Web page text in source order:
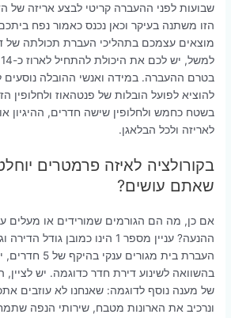
שבועות לפני ההעברה קריטי לבצע אריזה של
הזו משתנה בעיקר וכאן נכנס כאמור נפח
מוצאים עצמכם בתהליכי העברת תכולתה של
בטרם ההעברה. במידה ואנשי ההובלה
להוציא לפועל הובלות של פנטהאוז ולחלופין
בשטח כחמש ולחלופין שישה חדרים, ההיגיון
לאריזה ולכל הבלאגן.
בקורולציה לאיזה פרמטרים
שאתם עושים?
אם כן, מה הם הגורמים שמורידים או מעלים
ההנעה? עניין מספר 1 הינו כמובן
העברת בית מגורים
בהשוואה לשינוע דירת חדר כדוגמה. יש
של מענה נוסף לדוגמה: שאנחנו לא עוזבים
ונרכיב את הארונות מטבח, שירותי הנפה